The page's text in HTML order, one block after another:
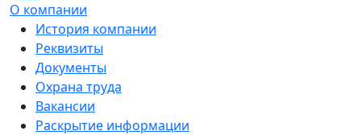
О компании
История компании
Реквизиты
Документы
Охрана труда
Вакансии
Раскрытие информации